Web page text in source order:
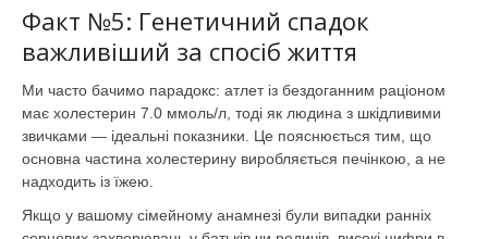
Факт №5: Генетичний спадок
важливіший за спосіб життя
Ми часто бачимо парадокс: атлет із бездоганним раціоном
має холестерин 7.0 ммоль/л, тоді як людина з шкідливими
звичками — ідеальні показники. Це пояснюється тим, що
основна частина холестерину виробляється печінкою, а не
надходить із їжею.
Якщо у вашому сімейному анамнезі були випадки ранніх